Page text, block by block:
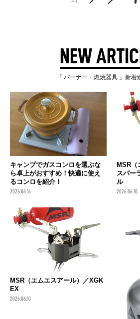
NEW
『 バーナー・燃焼器具 』新着
キャンプでガスコンロを選ぶな
ら卓上がおすすめ！快適に使え
るコンロを紹介！
2026.06.16
MSR（
スパー
ル
2026.06.10
MSR（エムエスアール）／XGK
EX
2026.06.10